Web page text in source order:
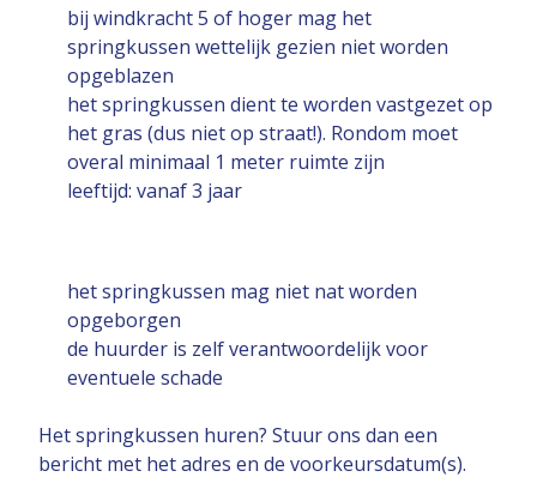
bij windkracht 5 of hoger mag het
springkussen wettelijk gezien niet worden
opgeblazen
het springkussen dient te worden vastgezet op
het gras (dus niet op straat!). Rondom moet
overal minimaal 1 meter ruimte zijn
leeftijd: vanaf 3 jaar
het springkussen mag niet nat worden
opgeborgen
de huurder is zelf verantwoordelijk voor
eventuele schade
Het springkussen huren? Stuur ons dan een
bericht met het adres en de voorkeursdatum(s).